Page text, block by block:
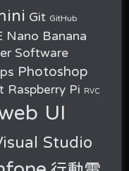
Git GitHub
Nano Banana
Software
Photoshop
Raspberry Pi RVC
UI
Studio